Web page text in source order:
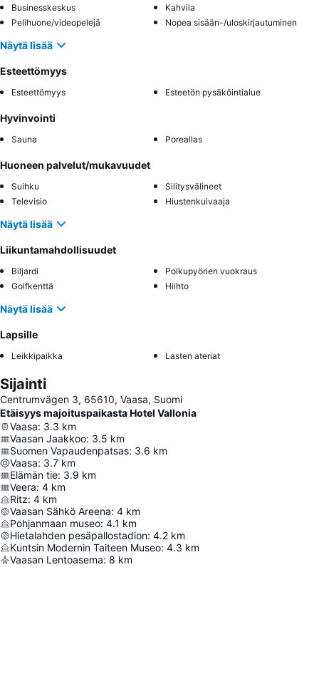
Businesskeskus
Kahvila
Pelihuone/videopelejä
Nopea sisään-/uloskirjautuminen
Näytä lisää
Esteettömyys
Esteettömyys Esteetön pysäköintialue
Hyvinvointi
Sauna Poreallas
Huoneen palvelut/mukavuudet
Suihku
Silitysvälineet
Televisio
Hiustenkuivaaja
Näytä lisää
Liikuntamahdollisuudet
Biljardi
Polkupyörien vuokraus
Golfkenttä
Hiihto
Näytä lisää
Lapsille
Leikkipaikka Lasten ateriat
Sijainti
Centrumvägen 3, 65610, Vaasa, Suomi
Etäisyys majoituspaikasta Hotel Vallonia
Vaasa: 3.3 km
Vaasan Jaakkoo: 3.5 km
Suomen Vapaudenpatsas: 3.6 km
Vaasa: 3.7 km
Elämän tie: 3.9 km
Veera: 4 km
Ritz: 4 km
Vaasan Sähkö Areena: 4 km
Pohjanmaan museo: 4.1 km
Hietalahden pesäpallostadion: 4.2 km
Kuntsin Modernin Taiteen Museo: 4.3 km
Vaasan Lentoasema: 8 km